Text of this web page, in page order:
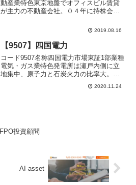
動産業特色東京地盤でオフィスビル賃貸
が主力の不動産会社。０４年に持株会社
哲資設立1977年5月16日上場2009年6月23
綻、し...
2019.08.16
【9507】四国電力
コード9507名称四国電力市場東証1部業種
電気・ガス業特色発電所は瀬戸内側に立
地集中、原子力と石炭火力の比率大。情
長井 啓介設立1951年5月1日上場1952年
2020.11.24
FPO投資顧問
AI asset